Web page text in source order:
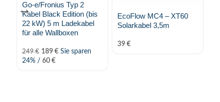
Go-e/Fronius Typ 2
Kabel Black Edition (bis
22 kW) 5 m Ladekabel
für alle Wallboxen
249€ 189 € Sie sparen
24% / 60 €
EcoFlow MC4 – XT60
Solarkabel 3,5m
39 €